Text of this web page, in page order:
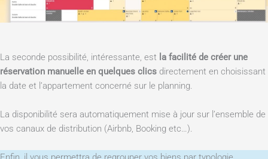
La seconde possibilité, intéressante, est la facilité de créer une
réservation manuelle en quelques clics directement en choisissant
la date et l’appartement concerné sur le planning.
La disponibilité sera automatiquement mise à jour sur l’ensemble de
vos canaux de distribution (Airbnb, Booking etc…).